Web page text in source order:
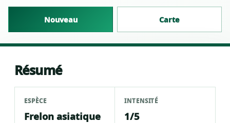
Nouveau Carte
Résumé
ESPÈCE
Frelon asiatique
INTENSITÉ
1/5